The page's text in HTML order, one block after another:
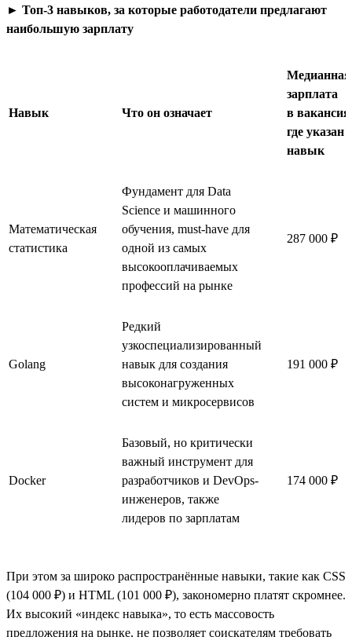
► Топ-3 навыков, за которые работодатели предлагают
наибольшую зарплату
Навык Что он означает
Медианная
зарплата
в
где указан
навык
Математическая
статистика
Фундамент для Data
Science и машинного
обучения, must-have для
одной из самых
высокооплачиваемых
профессий на рынке
287 000 ₽
Golang
Редкий
узкоспециализированный
навык для создания
высоконагруженных
систем и микросервисов
191 000 ₽
Docker
Базовый, но критически
важный инструмент для
разработчиков и DevOps-
инженеров, также
лидеров по зарплатам
174 000 ₽
При этом за широко распространённые навыки, такие как CSS
(104 000 ₽) и HTML (101 000 ₽), закономерно платят скромнее.
Их высокий «индекс навыка», то есть массовость
предложения на рынке, не позволяет соискателям требовать